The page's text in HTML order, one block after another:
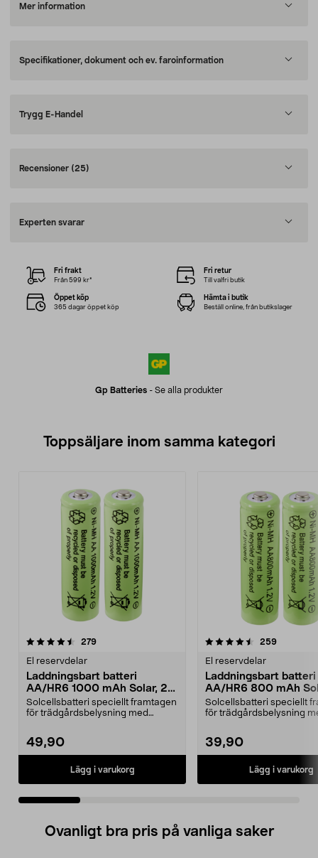
Mer information
Specifikationer, dokument och ev. faroinformation
Trygg E-Handel
Recensioner (25)
Experten svarar
Gp Batteries - Se alla produkter
Fri frakt
Från 599 kr*
Fri retur
Till valfri butik
Öppet köp
365 dagar öppet köp
Hämta i butik
Beställ online, från butikslager
Toppsäljare inom samma kategori
279recensioner
El reservdelar
Laddningsbart batteri
AA/HR6 1000 mAh Solar, 2-
pack
Solcellsbatteri speciellt framtagen
för trädgårdsbelysning med
49,90
Lägg i varukorg
4.5 av 5 stjärnor 259
El reservdelar
Laddningsbart batteri
AA/HR6 800 mAh
pack
Solcellsbatteri speciellt
för trädgårdsbelysning
39,90
Lägg i varukorg
4.5 av 5 stjärnor
Ovanligt bra pris på vanliga saker